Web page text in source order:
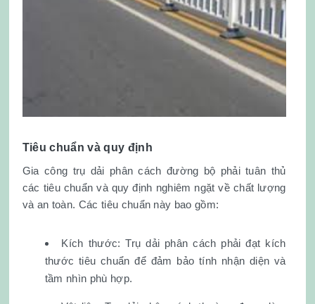
Tiêu chuẩn và quy định
Gia công trụ dải phân cách đường bộ phải tuân thủ
các tiêu chuẩn và quy định nghiêm ngặt về chất lượng
và an toàn. Các tiêu chuẩn này bao gồm:
Kích thước: Trụ dải phân cách phải đạt kích
thước tiêu chuẩn để đảm bảo tính nhận diện và
tầm nhìn phù hợp.